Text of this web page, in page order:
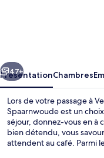
Suivant
47+
PrésentationChambres
Lors de votre passage à
Spaarnwoude est un
séjour, donnez-vous en à
bien détendu, vous
attendent au café. Parmi